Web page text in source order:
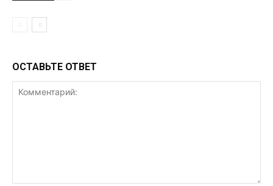
ОСТАВЬТЕ ОТВЕТ